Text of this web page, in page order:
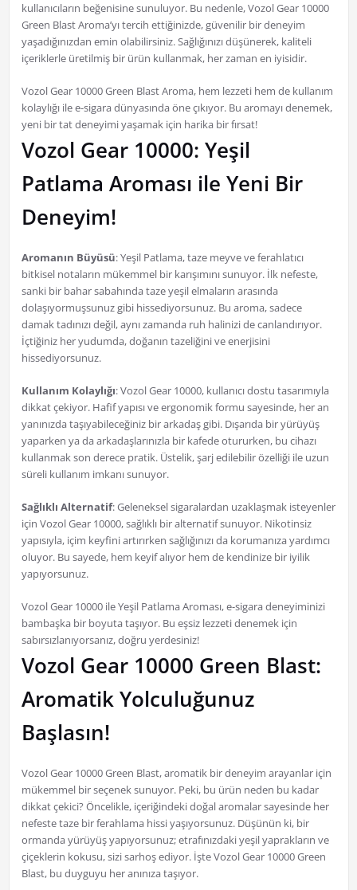
kullanıcıların beğenisine sunuluyor. Bu nedenle, Vozol Gear 10000
Green Blast Aroma’yı tercih ettiğinizde, güvenilir bir deneyim
yaşadığınızdan emin olabilirsiniz. Sağlığınızı düşünerek, kaliteli
içeriklerle üretilmiş bir ürün kullanmak, her zaman en iyisidir.
Vozol Gear 10000 Green Blast Aroma, hem lezzeti hem de kullanım
kolaylığı ile e-sigara dünyasında öne çıkıyor. Bu aromayı denemek,
yeni bir tat deneyimi yaşamak için harika bir fırsat!
Vozol Gear 10000: Yeşil
Patlama Aroması ile Yeni Bir
Deneyim!
Aromanın Büyüsü: Yeşil Patlama, taze meyve ve ferahlatıcı
bitkisel notaların mükemmel bir karışımını sunuyor. İlk nefeste,
sanki bir bahar sabahında taze yeşil elmaların arasında
dolaşıyormuşsunuz gibi hissediyorsunuz. Bu aroma, sadece
damak tadınızı değil, aynı zamanda ruh halinizi de canlandırıyor.
İçtiğiniz her yudumda, doğanın tazeliğini ve enerjisini
hissediyorsunuz.
Kullanım Kolaylığı: Vozol Gear 10000, kullanıcı dostu tasarımıyla
dikkat çekiyor. Hafif yapısı ve ergonomik formu sayesinde, her an
yanınızda taşıyabileceğiniz bir arkadaş gibi. Dışarıda bir yürüyüş
yaparken ya da arkadaşlarınızla bir kafede otururken, bu cihazı
kullanmak son derece pratik. Üstelik, şarj edilebilir özelliği ile uzun
süreli kullanım imkanı sunuyor.
Sağlıklı Alternatif: Geleneksel sigaralardan uzaklaşmak isteyenler
için Vozol Gear 10000, sağlıklı bir alternatif sunuyor. Nikotinsiz
yapısıyla, içim keyfini artırırken sağlığınızı da korumanıza yardımcı
oluyor. Bu sayede, hem keyif alıyor hem de kendinize bir iyilik
yapıyorsunuz.
Vozol Gear 10000 ile Yeşil Patlama Aroması, e-sigara deneyiminizi
bambaşka bir boyuta taşıyor. Bu eşsiz lezzeti denemek için
sabırsızlanıyorsanız, doğru yerdesiniz!
Vozol Gear 10000 Green Blast:
Aromatik Yolculuğunuz
Başlasın!
Vozol Gear 10000 Green Blast, aromatik bir deneyim arayanlar için
mükemmel bir seçenek sunuyor. Peki, bu ürün neden bu kadar
dikkat çekici? Öncelikle, içeriğindeki doğal aromalar sayesinde her
nefeste taze bir ferahlama hissi yaşıyorsunuz. Düşünün ki, bir
ormanda yürüyüş yapıyorsunuz; etrafınızdaki yeşil yaprakların ve
çiçeklerin kokusu, sizi sarhoş ediyor. İşte Vozol Gear 10000 Green
Blast, bu duyguyu her anınıza taşıyor.